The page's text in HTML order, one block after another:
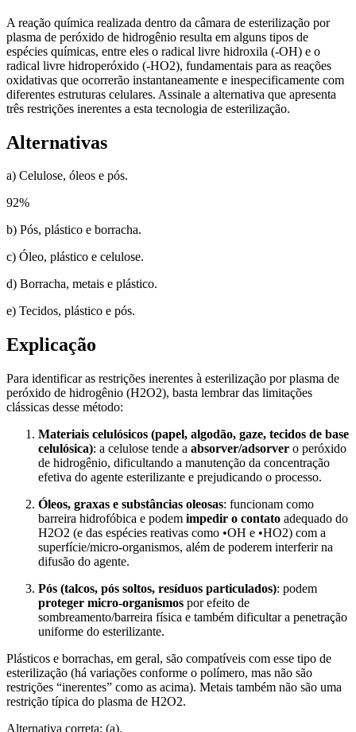
A reação química realizada dentro da câmara de esterilização por
plasma de peróxido de hidrogênio resulta em alguns tipos de
espécies químicas, entre eles o radical livre hidroxila (-OH) e o
radical livre hidroperóxido (-HO2), fundamentais para as reações
oxidativas que ocorrerão instantaneamente e inespecificamente com
diferentes estruturas celulares. Assinale a alternativa que apresenta
três restrições inerentes a esta tecnologia de esterilização.
Alternativas
a) Celulose, óleos e pós.
92%
b) Pós, plástico e borracha.
c) Óleo, plástico e celulose.
d) Borracha, metais e plástico.
e) Tecidos, plástico e pós.
Explicação
Para identificar as restrições inerentes à esterilização por plasma de
peróxido de hidrogênio (H2O2), basta lembrar das limitações
clássicas desse método:
Materiais celulósicos (papel, algodão, gaze, tecidos de base
celulósica): a celulose tende a absorver/adsorver o peróxido
de hidrogênio, dificultando a manutenção da concentração
efetiva do agente esterilizante e prejudicando o processo.
Óleos, graxas e substâncias oleosas: funcionam como
barreira hidrofóbica e podem impedir o contato adequado do
H2O2 (e das espécies reativas como •OH e •HO2) com a
superfície/micro-organismos, além de poderem interferir na
difusão do agente.
Pós (talcos, pós soltos, resíduos particulados): podem
proteger micro-organismos por efeito de
sombreamento/barreira física e também dificultar a penetração
uniforme do esterilizante.
Plásticos e borrachas, em geral, são compatíveis com esse tipo de
esterilização (há variações conforme o polímero, mas não são
restrições “inerentes” como as acima). Metais também não são uma
restrição típica do plasma de H2O2.
Alternativa correta: (a).